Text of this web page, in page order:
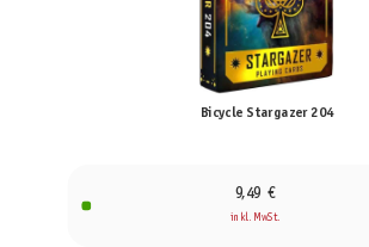
Bicycle Stargazer 204
9,49 €
inkl. MwSt.